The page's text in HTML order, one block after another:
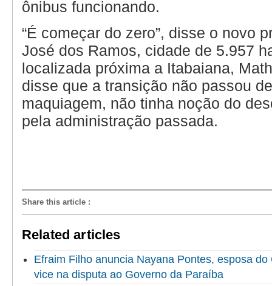
ônibus funcionando.
“É começar do zero”, disse o novo
José dos Ramos, cidade de 5.957
localizada próxima a Itabaiana,
disse que a transição não passou
maquiagem, não tinha noção do
pela administração passada.
Share this article :
Related articles
Efraim Filho anuncia Nayana Pontes, esposa
vice na disputa ao Governo da Paraíba